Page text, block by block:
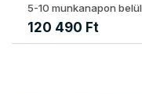
5-10 munkanapon belül
120 490 Ft